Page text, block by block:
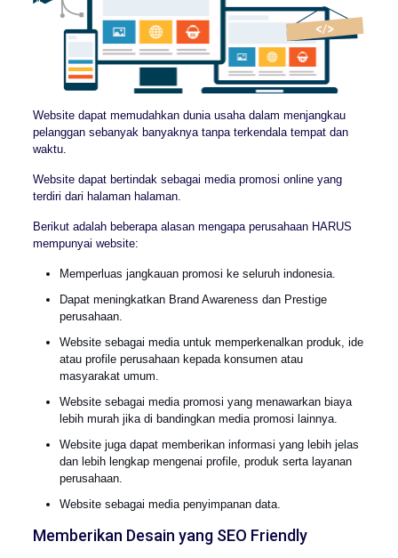
Website dapat memudahkan dunia usaha dalam menjangkau
pelanggan sebanyak banyaknya tanpa terkendala tempat dan
waktu.
Website dapat bertindak sebagai media promosi online yang
terdiri dari halaman halaman.
Berikut adalah beberapa alasan mengapa perusahaan HARUS
mempunyai website:
Memperluas jangkauan promosi ke seluruh indonesia.
Dapat meningkatkan Brand Awareness dan Prestige
perusahaan.
Website sebagai media untuk memperkenalkan produk, ide
atau profile perusahaan kepada konsumen atau
masyarakat umum.
Website sebagai media promosi yang menawarkan biaya
lebih murah jika di bandingkan media promosi lainnya.
Website juga dapat memberikan informasi yang lebih jelas
dan lebih lengkap mengenai profile, produk serta layanan
perusahaan.
Website sebagai media penyimpanan data.
Memberikan Desain yang SEO Friendly